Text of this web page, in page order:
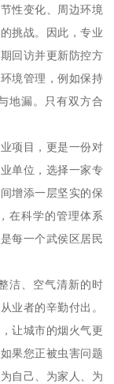
性变化、周边环境
挑战。因此，专业
回访并更新防控方
境管理，例如保持
地漏。只有双方合
项目，更是一份对
单位，选择一家专
增添一层坚实的保
在科学的管理体系
每一个武侯区居民
洁、空气清新的时
业者的辛勤付出。
让城市的烟火气更
果您正被虫害问题
自己、为家人、为